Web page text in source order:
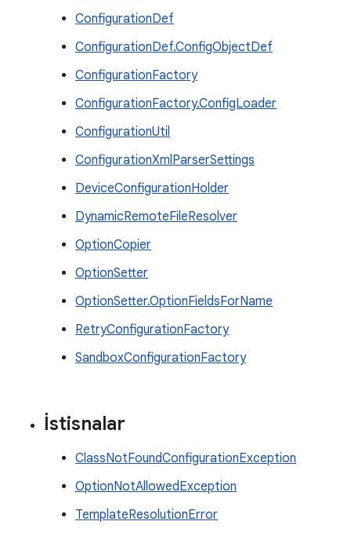
ConfigurationDef
ConfigurationDef.ConfigObjectDef
ConfigurationFactory
ConfigurationFactory.ConfigLoader
ConfigurationUtil
ConfigurationXmlParserSettings
DeviceConfigurationHolder
DynamicRemoteFileResolver
OptionCopier
OptionSetter
OptionSetter.OptionFieldsForName
RetryConfigurationFactory
SandboxConfigurationFactory
İstisnalar
ClassNotFoundConfigurationException
OptionNotAllowedException
TemplateResolutionError